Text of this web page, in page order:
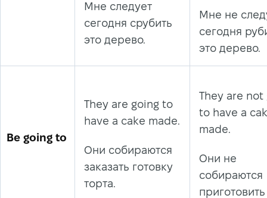
Мне следует
сегодня срубить
это дерево.
Мне не
сегодня
это дерево.
Be going to
They are going to
have a cake made.
Они собираются
заказать готовку
торта.
They are not
to have a
made.
Они не
собираются
приготовить